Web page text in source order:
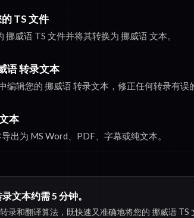
TS 文件
挪威语 TS 文件并将其转换为 挪威语 文本。
语 转录文本
编辑您的 挪威语 转录文本，修正任何转录有误
本
出为 MS Word、PDF、字幕或纯文本。
文本约需 5 分钟。
录和翻译算法，既快速又准确地将您的 挪威语 TS